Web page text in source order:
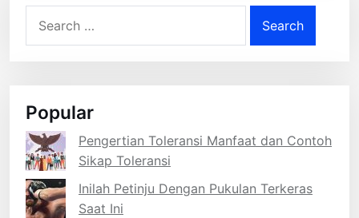
for:
Popular
Pengertian Toleransi Manfaat dan Contoh
Sikap Toleransi
Inilah Petinju Dengan Pukulan Terkeras
Saat Ini